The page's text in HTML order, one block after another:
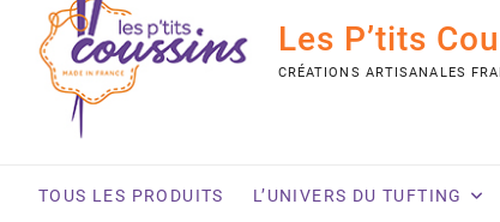
Les P’tits
CRÉATIONS ARTISANALES
TOUS LES PRODUITS L’UNIVERS DU TUFTING